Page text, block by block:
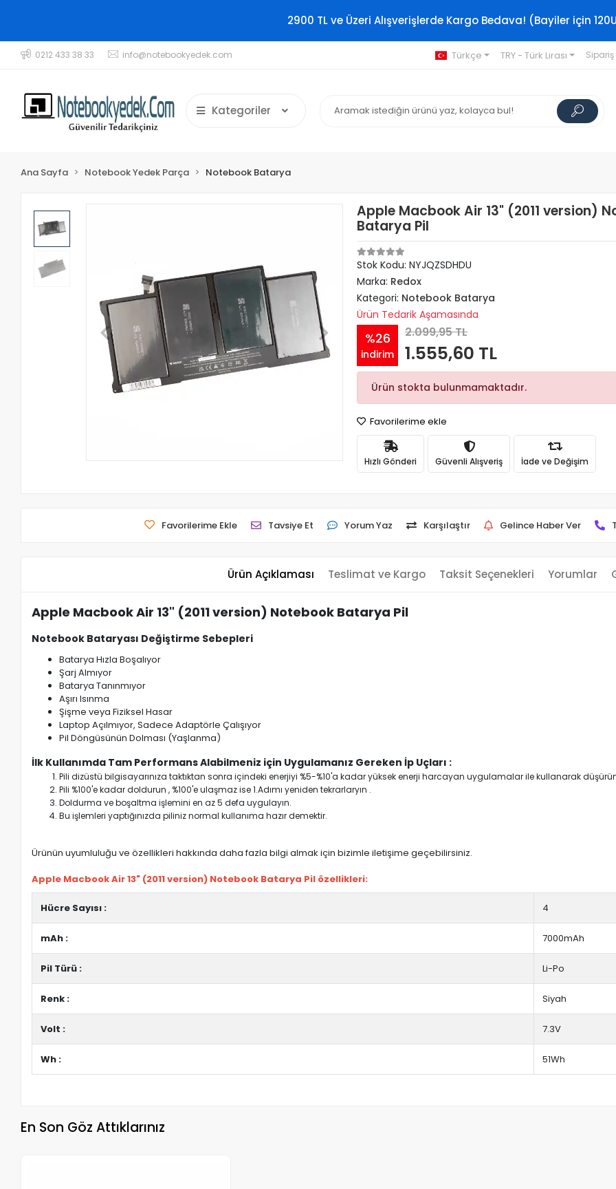
2900 TL ve Üzeri Alışverişlerde Kargo Bedava! (Bayiler için
0212 433 38 33 info@notebookyedek.com Türkçe TRY - Türk Lirası
Kategoriler
Ana Sayfa Notebook Yedek Parça Notebook Batarya
Apple Macbook Air 13" (2011 version)
Batarya Pil
Stok Kodu: NYJQZSDHDU
Marka: Redox
Kategori: Notebook Batarya
Ürün Tedarik Aşamasında
%26
indirim
2.099,95 TL
1.555,60 TL
Ürün stokta bulunmamaktadır.
Favorilerime ekle
Hızlı Gönderi Güvenli Alışveriş İade ve Değişim
Favorilerime Ekle Tavsiye Et Yorum Yaz Karşılaştır Gelince Haber Ver
Ürün Açıklaması Teslimat ve Kargo Taksit Seçenekleri Yorumlar
Apple Macbook Air 13" (2011 version) Notebook Batarya Pil
Notebook Bataryası Değiştirme Sebepleri
Batarya Hızla Boşalıyor
Şarj Almıyor
Batarya Tanınmıyor
Aşırı Isınma
Şişme veya Fiziksel Hasar
Laptop Açılmıyor, Sadece Adaptörle Çalışıyor
Pil Döngüsünün Dolması (Yaşlanma)
İlk Kullanımda Tam Performans Alabilmeniz için Uygulamanız Gereken İp Uçları :
Pili dizüstü bilgisayarınıza taktıktan sonra içindeki enerjiyi %5-%10'a kadar yüksek enerji harcayan uygulamalar ile kullanarak
Pili %100'e kadar doldurun , %100'e ulaşmaz ise 1.Adımı yeniden tekrarlaryın .
Doldurma ve boşaltma işlemini en az 5 defa uygulayın.
Bu işlemleri yaptığınızda piliniz normal kullanıma hazır demektir.
Ürünün uyumluluğu ve özellikleri hakkında daha fazla bilgi almak için bizimle iletişime geçebilirsiniz.
Apple Macbook Air 13" (2011 version) Notebook Batarya Pil özellikleri:
Hücre Sayısı : 4
mAh : 7000mAh
Pil Türü : Li-Po
Renk : Siyah
Volt : 7.3V
Wh : 51Wh
En Son Göz Attıklarınız